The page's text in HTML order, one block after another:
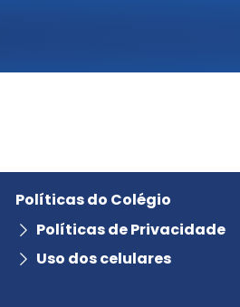
Políticas do Colégio
Políticas de Privacidade
Uso dos celulares